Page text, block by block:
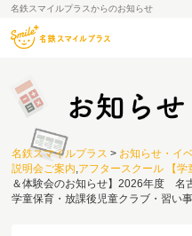
名鉄スマイルプラスからのお知らせ
名鉄スマイルプラス > お知らせ・イ
説明会ご案内,アフタースクール 【学
＆体験会のお知らせ】2026年度 名
学童保育・放課後児童クラブ・習い